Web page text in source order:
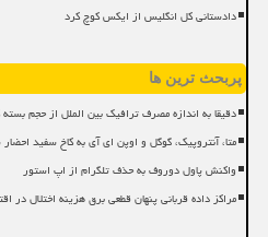
دادستانی کل انگلیس از ایکس کوچ کرد
پربحث ترین ها
دقیقا به اندازه مصرف ترافیک بین الملل از حجم
متا، آنتروپیک، گوگل و اوپن ای آی به کاخ سفید
واکنش پاول دوروف به حذف تلگرام از اپ استور
مراکز داده قربانی پنهان قطعی برق هزینه اختلال در